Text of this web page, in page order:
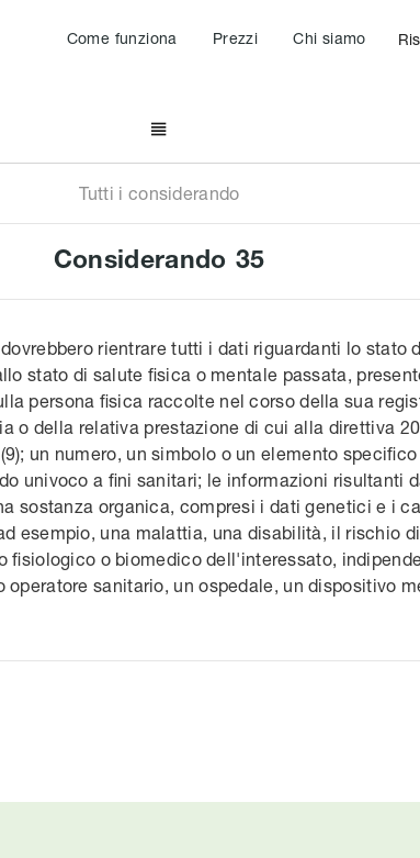
Come funziona Prezzi Chi siamo

Tutti i considerando
Considerando 35
rientrare tutti i dati riguardanti lo stato
stato di salute fisica o mentale passata,
persona fisica raccolte nel corso della sua
o della relativa prestazione di cui alla direttiva
un numero, un simbolo o un elemento
univoco a fini sanitari; le informazioni risultanti
sostanza organica, compresi i dati genetici e i
esempio, una malattia, una disabilità, il rischio
o biomedico dell'interessato,
sanitario, un ospedale, un dispositivo